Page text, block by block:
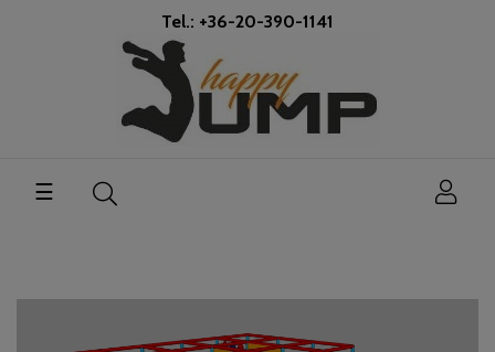
Tel.: +36-20-390-1141
Toggle
navigation
☰